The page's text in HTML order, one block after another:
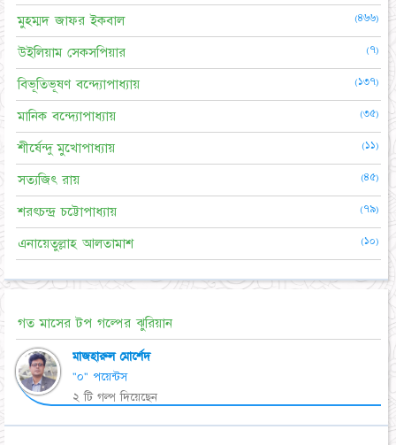
মুহম্মদ জাফর ইকবাল (৪৬৬)
উইলিয়াম সেকসপিয়ার (৭)
বিভূতিভূষণ বন্দ্যোপাধ্যায় (১৩৭)
মানিক বন্দ্যোপাধ্যায় (৩৫)
শীর্ষেন্দু মুখোপাধ্যায় (১১)
সত্যজিৎ রায় (৪৫)
শরৎচন্দ্র চট্টোপাধ্যায় (৭৯)
এনায়েতুল্লাহ আলতামাশ (১০)
গত মাসের টপ গল্পের ঝুরিয়ান
মাজহারুল মোর্শেদ
"০" পয়েন্টস
২ টি গল্প দিয়েছেন